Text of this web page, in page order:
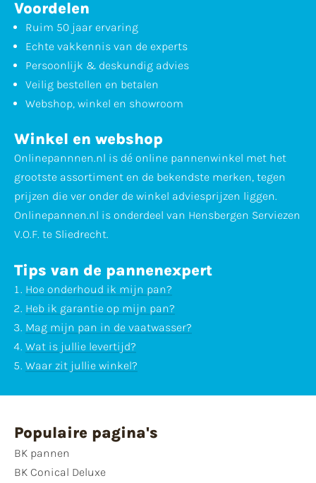
Voordelen
Ruim 50 jaar ervaring
Echte vakkennis van de experts
Persoonlijk & deskundig advies
Veilig bestellen en betalen
Webshop, winkel en showroom
Winkel en webshop
Onlinepannnen.nl is dé online pannenwinkel met het
grootste assortiment en de bekendste merken, tegen
prijzen die ver onder de winkel adviesprijzen liggen.
Onlinepannen.nl is onderdeel van Hensbergen Serviezen
V.O.F. te Sliedrecht.
Tips van de pannenexpert
Hoe onderhoud ik mijn pan?
Heb ik garantie op mijn pan?
Mag mijn pan in de vaatwasser?
Wat is jullie levertijd?
Waar zit jullie winkel?
Populaire pagina's
BK pannen
BK Conical Deluxe